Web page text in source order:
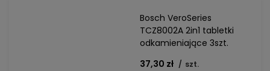
Bosch VeroSeries
TCZ8002A 2in1 tabletki
odkamieniające 3szt.
37,30 zł / szt.